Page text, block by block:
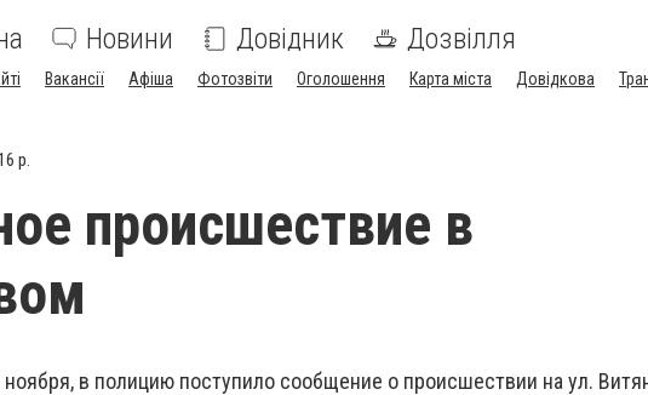
Новини Довідник Дозвілля
Вакансії Афіша Фотозвіти Оголошення Карта міста Довідкова
р.
происшествие в
в полицию поступило сообщение о происшествии на ул.